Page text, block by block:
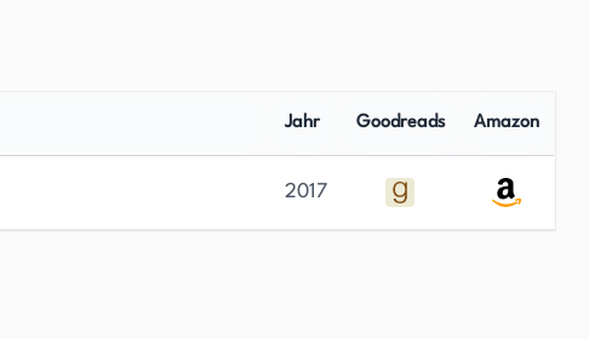
Jahr Goodreads Amazon
2017